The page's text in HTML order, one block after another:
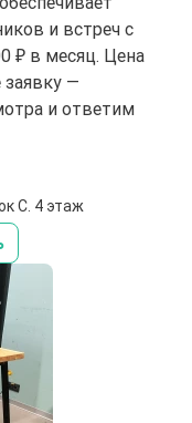
и встреч с
₽ в месяц. Цена
заявку —
и ответим
С. 4 этаж